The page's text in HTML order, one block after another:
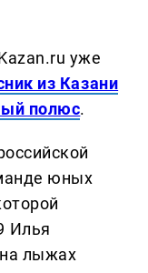
уже
из Казани
полюс.
юных
Илья
лыжах